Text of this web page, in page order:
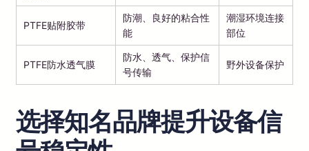
PTFE贴附胶带
防潮、良好的粘合性
能
潮湿环境连接
部位
PTFE防水透气膜
防水、透气、保护信
号传输
野外设备保护
选择知名品牌提升设备信